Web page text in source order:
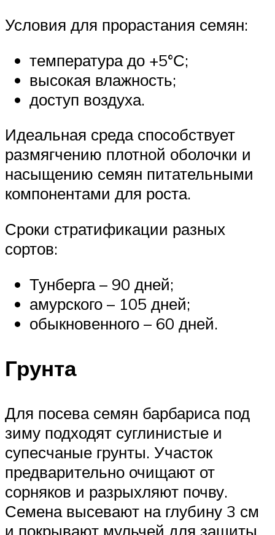
Условия для прорастания семян:
температура до +5°С;
высокая влажность;
доступ воздуха.
Идеальная среда способствует
размягчению плотной оболочки и
насыщению семян питательными
компонентами для роста.
Сроки стратификации разных
сортов:
Тунберга – 90 дней;
амурского – 105 дней;
обыкновенного – 60 дней.
Грунта
Для посева семян барбариса под
зиму подходят суглинистые и
супесчаные грунты. Участок
предварительно очищают от
сорняков и разрыхляют почву.
Семена высевают на глубину 3 см
и покрывают мульчей для защиты